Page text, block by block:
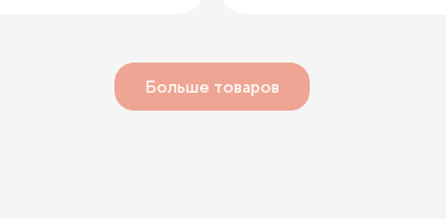
Больше товаров